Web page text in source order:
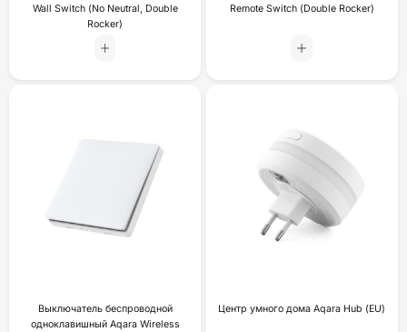
Wall Switch (No Neutral, Double
Rocker)
Remote Switch (Double Rocker)
Выключатель беспроводной
одноклавишный Aqara Wireless
Центр умного дома Aqara Hub (EU)